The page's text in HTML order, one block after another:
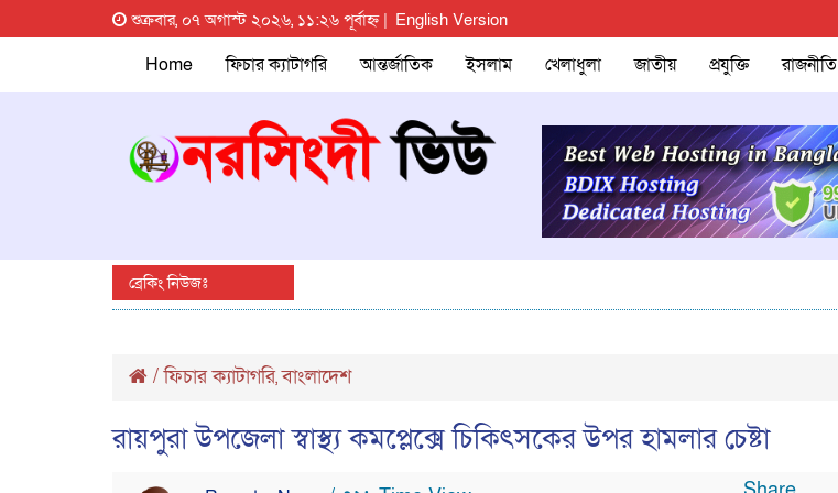
শুক্রবার, ০৭ অগাস্ট ২০২৬, ১১:২৬ পূর্বাহ্ন | English Version
Home ফিচার ক্যাটাগরি আন্তর্জাতিক ইসলাম খেলাধুলা জাতীয় প্রযুক্তি রাজনীতি
ব্রেকিং নিউজঃ
/ফিচার ক্যাটাগরি,বাংলাদেশ
রায়পুরা উপজেলা স্বাস্থ্য কমপ্লেক্সে চিকিৎসকের উপর হামলার চেষ্টা